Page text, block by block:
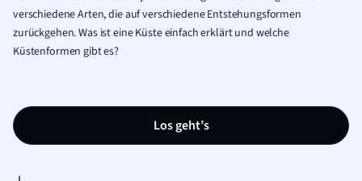
verschiedene Arten, die auf verschiedene Entstehungsformen
zurückgehen. Was ist eine Küste einfach erklärt und welche
Küstenformen gibt es?
Los geht’s